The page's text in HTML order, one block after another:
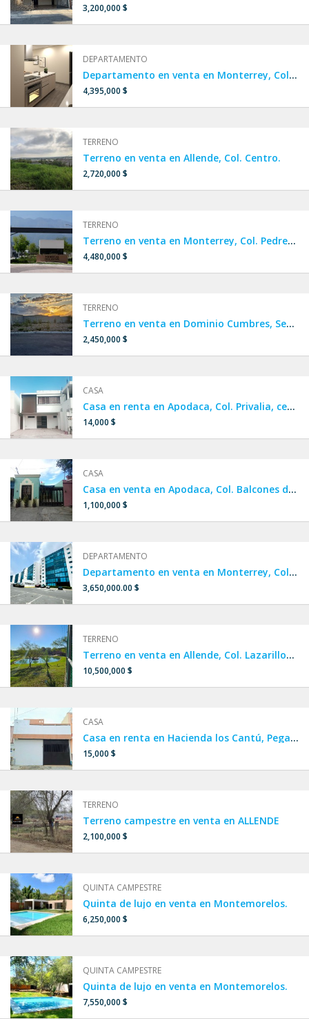
3,200,000 $
DEPARTAMENTO
Departamento en venta en Monterrey, Col. Estanza.
4,395,000 $
TERRENO
Terreno en venta en Allende, Col. Centro.
2,720,000 $
TERRENO
Terreno en venta en Monterrey, Col. Pedregal de la Montaña.
4,480,000 $
TERRENO
Terreno en venta en Dominio Cumbres, Sector Paloblanco Residencial.
2,450,000 $
CASA
Casa en renta en Apodaca, Col. Privalia, cerca de San Nicolás
14,000 $
CASA
Casa en venta en Apodaca, Col. Balcones de Huinalá.
1,100,000 $
DEPARTAMENTO
Departamento en venta en Monterrey, Col. Cumbres Oro.
3,650,000.00 $
TERRENO
Terreno en venta en Allende, Col. Lazarillos de arriba.
10,500,000 $
CASA
Casa en renta en Hacienda los Cantú, Pegado a República Mexicana y Sendero, ESCOBEDO,SAN NICOLÁS.
15,000 $
TERRENO
Terreno campestre en venta en ALLENDE
2,100,000 $
QUINTA CAMPESTRE
Quinta de lujo en venta en Montemorelos.
6,250,000 $
QUINTA CAMPESTRE
Quinta de lujo en venta en Montemorelos.
7,550,000 $